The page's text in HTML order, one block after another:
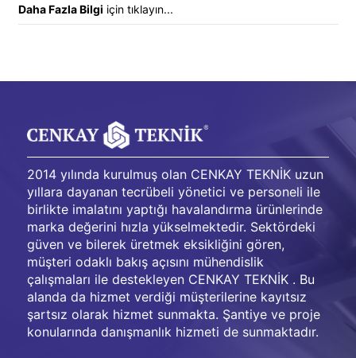
Daha Fazla Bilgi için tıklayın...
2014 yılında kurulmuş olan CENKAY TEKNİK uzun
yıllara dayanan tecrübeli yönetici ve personeli ile
birlikte imalatını yaptığı havalandırma ürünlerinde
marka değerini hızla yükselmektedir. Sektördeki
güven ve bilerek üretmek eksikliğini gören,
müşteri odaklı bakış açısını mühendislik
çalışmaları ile destekleyen CENKAY TEKNİK . Bu
alanda da hizmet verdiği müşterilerine kayıtsız
şartsız olarak hizmet sunmakta. Şantiye ve proje
konularında danışmanlık hizmeti de sunmaktadır.